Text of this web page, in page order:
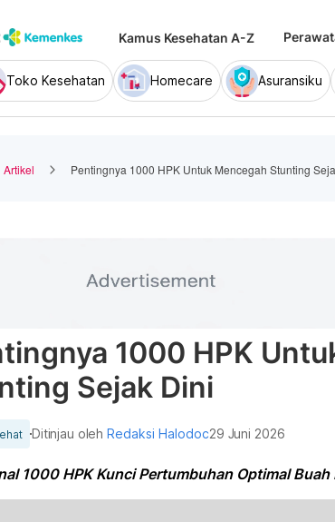
Kamus Kesehatan A-Z
Toko Kesehatan Homecare Asuransiku
Artikel Pentingnya 1000 HPK Untuk Mencegah Stunting
1000 HPK
Sejak Dini
Ditinjau olehRedaksi Halodoc29 Juni 2026
1000 HPK Kunci Pertumbuhan Optimal Buah